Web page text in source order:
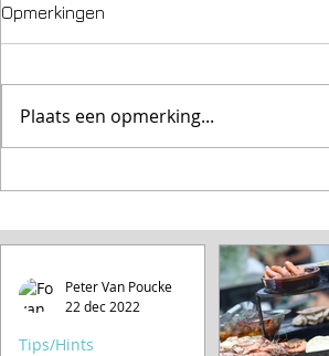
Opmerkingen
Plaats een opmerking...
Tips/Hints
Peter Van Poucke
22 dec 2022